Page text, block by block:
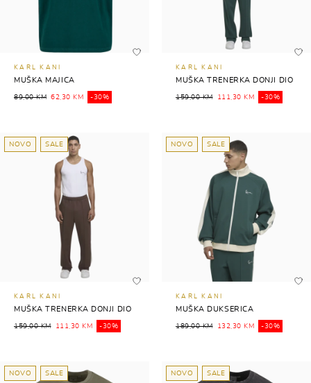
KARL KANI
MUŠKA MAJICA
89,00 KM 62,30 KM -30%
KARL KANI
MUŠKA TRENERKA DONJI DIO
159,00 KM 111,30 KM -30%
NOVO SALE
KARL KANI
MUŠKA TRENERKA DONJI DIO
159,00 KM 111,30 KM -30%
NOVO SALE
KARL KANI
MUŠKA DUKSERICA
189,00 KM 132,30 KM -30%
NOVO SALE NOVO SALE